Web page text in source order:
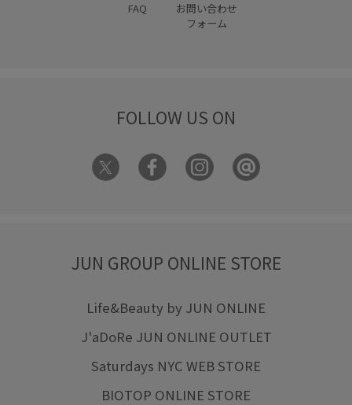
FAQ
お問い合わせ
フォーム
FOLLOW US ON
JUN GROUP ONLINE STORE
Life&Beauty by JUN ONLINE
J'aDoRe JUN ONLINE OUTLET
Saturdays NYC WEB STORE
BIOTOP ONLINE STORE